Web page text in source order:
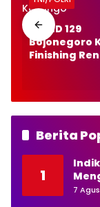
TMMD 129
Bojonegoro
Finishing
Berita
1
7